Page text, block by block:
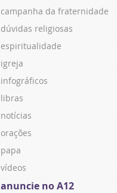
campanha da fraternidade
dúvidas religiosas
espiritualidade
igreja
infográficos
libras
notícias
orações
papa
vídeos
anuncie no A12